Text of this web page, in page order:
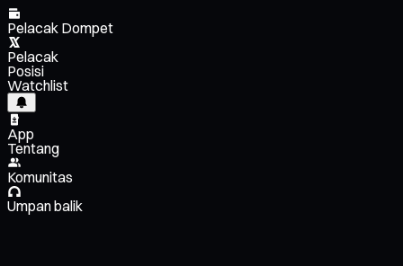
Pelacak Dompet
Pelacak
Posisi
Watchlist
App
Tentang
Komunitas
Umpan balik